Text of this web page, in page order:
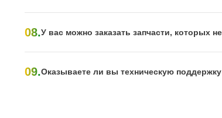
08.У вас можно заказать запчасти, которых
09.Оказываете ли вы техническую